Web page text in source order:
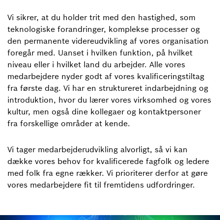
Vi sikrer, at du holder trit med den hastighed, som
teknologiske forandringer, komplekse processer og
den permanente videreudvikling af vores organisation
foregår med. Uanset i hvilken funktion, på hvilket
niveau eller i hvilket land du arbejder. Alle vores
medarbejdere nyder godt af vores kvalificeringstiltag
fra første dag. Vi har en struktureret indarbejdning og
introduktion, hvor du lærer vores virksomhed og vores
kultur, men også dine kollegaer og kontaktpersoner
fra forskellige områder at kende.
Vi tager medarbejderudvikling alvorligt, så vi kan
dække vores behov for kvalificerede fagfolk og ledere
med folk fra egne rækker. Vi prioriterer derfor at gøre
vores medarbejdere fit til fremtidens udfordringer.